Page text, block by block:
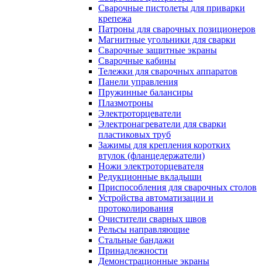
Сварочные пистолеты для приварки
крепежа
Патроны для сварочных позиционеров
Магнитные угольники для сварки
Сварочные защитные экраны
Сварочные кабины
Тележки для сварочных аппаратов
Панели управления
Пружинные балансиры
Плазмотроны
Электроторцеватели
Электронагреватели для сварки
пластиковых труб
Зажимы для крепления коротких
втулок (фланцедержатели)
Ножи электроторцевателя
Редукционные вкладыши
Приспособления для сварочных столов
Устройства автоматизации и
протоколирования
Очистители сварных швов
Рельсы направляющие
Стальные бандажи
Принадлежности
Демонстрационные экраны